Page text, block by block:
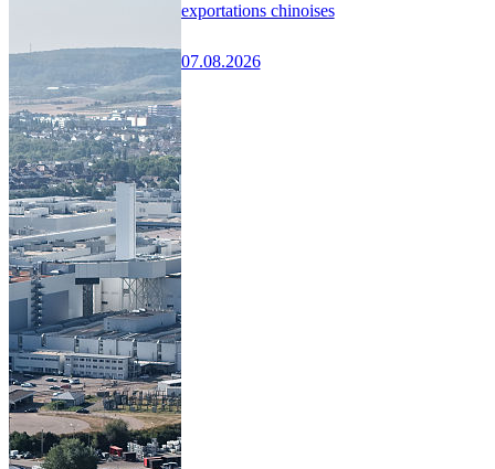
exportations chinoises
07.08.2026